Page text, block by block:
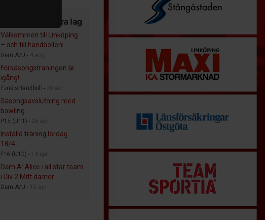
Nyheter från våra lag
Välkommen till Linköping
– och till handbollen!
Dam A/U - 4 aug
Försäsongsträningen är
igång!
FunkisHandboll - 28 apr
Säsongsavslutning med
bowling
P15 (U11) - 26 apr
Inställd träning lördag
18/4
F16 (U10) - 14 apr
Dam A: Alice i all star team
i Div 2 Mitt damer
Dam A/U - 10 apr